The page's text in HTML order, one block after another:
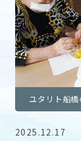
ユタリト船
2025.12.17